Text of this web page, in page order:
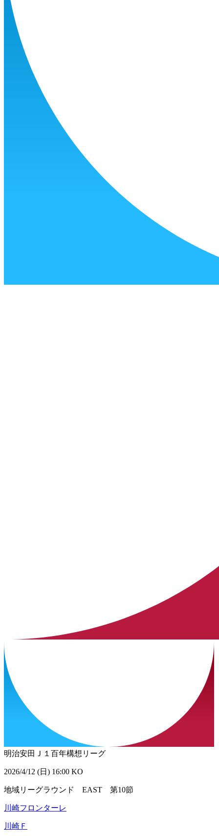
明治安田Ｊ１百年構想リーグ
2026/4/12 (日) 16:00 KO
地域リーグラウンド EAST 第10節
川崎フロンターレ
川崎Ｆ